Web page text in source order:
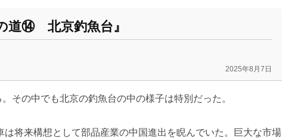
道⑭ 北京釣魚台』
2025年8月7日
その中でも北京の釣魚台の中の様子は特別だった。
将来構想として部品産業の中国進出を睨んでいた。巨大な市場